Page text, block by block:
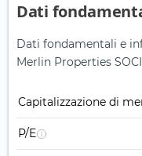
Dati
Dati fondamentali e
Merlin Properties
Capitalizzazione di
P/E